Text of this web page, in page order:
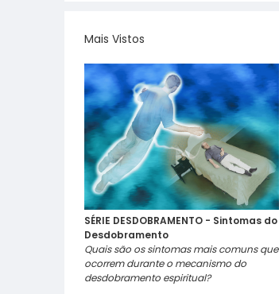
Mais Vistos
SÉRIE DESDOBRAMENTO - Sintomas do
Desdobramento
Quais são os sintomas mais comuns que
ocorrem durante o mecanismo do
desdobramento espiritual?